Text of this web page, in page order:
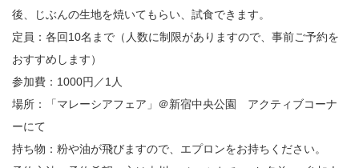
後、じぶんの生地を焼いてもらい、試食できます。
定員：各回10名まで（人数に制限がありますので、事前ご予約を
おすすめします）
参加費：1000円／1人
場所：「マレーシアフェア」＠新宿中央公園 アクティブコーナ
ーにて
持ち物：粉や油が飛びますので、エプロンをお持ちください。